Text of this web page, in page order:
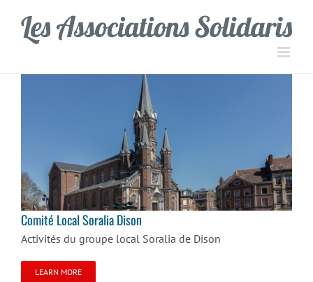
contenu
Comité Local Soralia Dison
Comité Local Soralia Dison
Activités du groupe local Soralia de Dison
LEARN MORE